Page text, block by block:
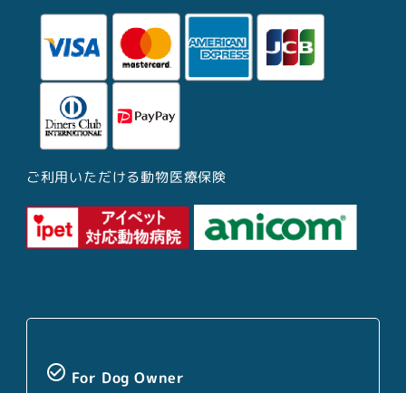
ご利用いただける動物医療保険
check_circle_outline For Dog Owner